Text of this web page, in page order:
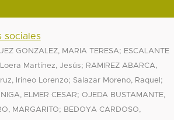
sociales
GONZALEZ, MARIA TERESA; ESCALANTE
Loera Martínez, Jesús; RAMIREZ ABARCA,
Irineo Lorenzo; Salazar Moreno, Raquel ;
ELMER CESAR; OJEDA BUSTAMANTE,
MARGARITO; BEDOYA CARDOSO,